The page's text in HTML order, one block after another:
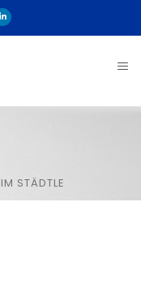
STÄDTLE